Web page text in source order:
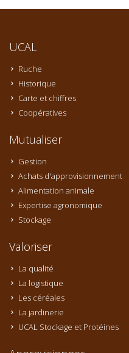
UCAL
Ruche
Historique
Carte et chiffres
Coopératives
Mutualiser
Gestion
Achats d'approvisionnement
Alimentation animale
Expertise agronomique
Stockage
Valoriser
La qualité
La logistique
Les céréales
La jardinerie
UCAL Stockage et Protéines